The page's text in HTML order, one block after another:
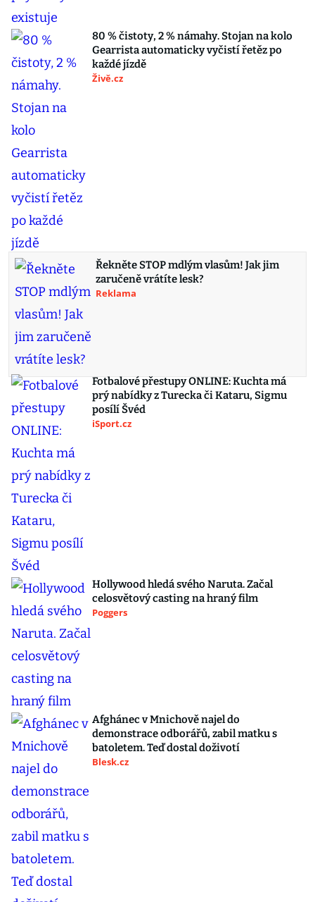
80 % čistoty, 2 % námahy. Stojan na kolo
Gearrista automaticky vyčistí řetěz po
každé jízdě
Živě.cz
Řekněte STOP mdlým vlasům! Jak jim
zaručeně vrátíte lesk?
Reklama
Fotbalové přestupy ONLINE: Kuchta má
prý nabídky z Turecka či Kataru, Sigmu
posílí Švéd
iSport.cz
Hollywood hledá svého Naruta. Začal
celosvětový casting na hraný film
Poggers
Afghánec v Mnichově najel do
demonstrace odborářů, zabil matku s
batoletem. Teď dostal doživotí
Blesk.cz